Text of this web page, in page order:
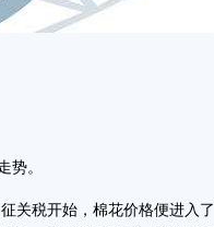
。
关税开始，棉花价格便进入了